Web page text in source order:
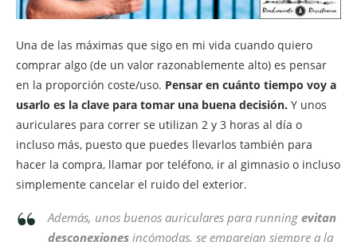
Una de las máximas que sigo en mi vida cuando quiero
comprar algo (de un valor razonablemente alto) es pensar
en la proporción coste/uso. Pensar en cuánto tiempo voy a
usarlo es la clave para tomar una buena decisión. Y unos
auriculares para correr se utilizan 2 y 3 horas al día o
incluso más, puesto que puedes llevarlos también para
hacer la compra, llamar por teléfono, ir al gimnasio o incluso
simplemente cancelar el ruido del exterior.
Además, unos buenos auriculares para running evitan
desconexiones incómodas, se emparejan siempre a la